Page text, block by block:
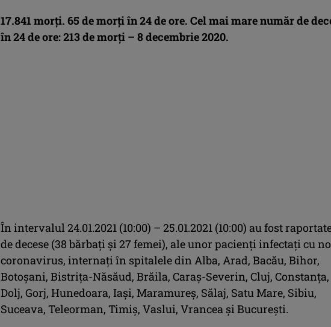
17.841 morţi. 65 de morţi în 24 de ore. Cel mai mare număr de
în 24 de ore: 213 de morţi – 8 decembrie 2020.
În intervalul 24.01.2021 (10:00) – 25.01.2021 (10:00) au fost
de decese (38 bărbați și 27 femei), ale unor pacienți infectați cu
coronavirus, internați în spitalele din Alba, Arad, Bacău, Bihor,
Botoșani, Bistrița-Năsăud, Brăila, Caraș-Severin, Cluj, Constanța,
Dolj, Gorj, Hunedoara, Iași, Maramureș, Sălaj, Satu Mare, Sibiu,
Suceava, Teleorman, Timiș, Vaslui, Vrancea și București.